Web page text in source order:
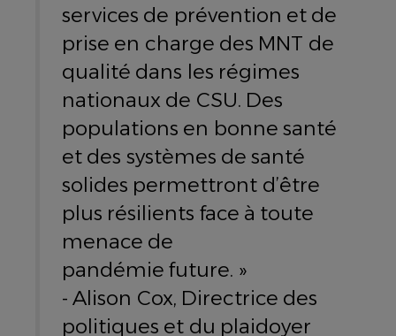
services de prévention et de
prise en charge des MNT de
qualité dans les régimes
nationaux de CSU. Des
populations en bonne santé
et des systèmes de santé
solides permettront d’être
plus résilients face à toute
menace de
pandémie future. »
- Alison Cox, Directrice des
politiques et du plaidoyer